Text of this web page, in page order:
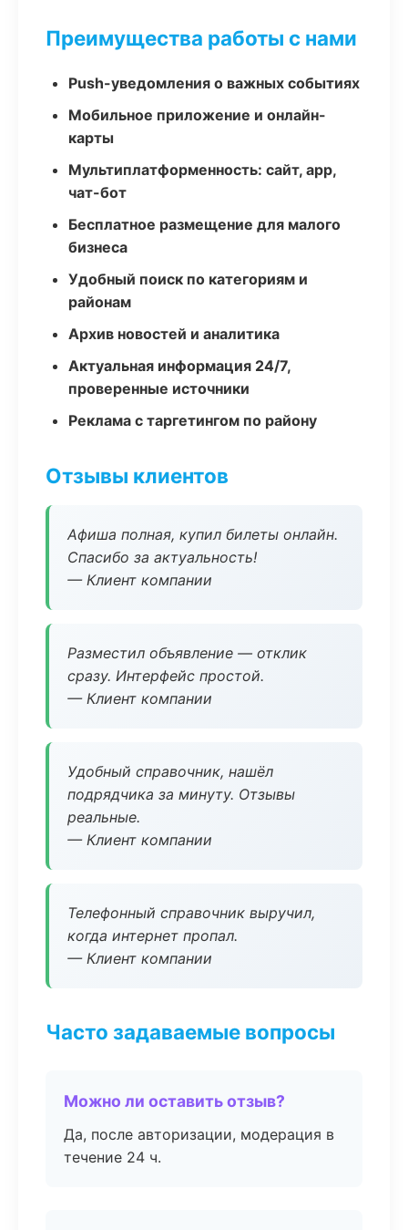
Преимущества работы с нами
Push-уведомления о важных событиях
Мобильное приложение и онлайн-
карты
Мультиплатформенность: сайт, app,
чат-бот
Бесплатное размещение для малого
бизнеса
Удобный поиск по категориям и
районам
Архив новостей и аналитика
Актуальная информация 24/7,
проверенные источники
Реклама с таргетингом по району
Отзывы клиентов
Афиша полная, купил билеты онлайн.
Спасибо за актуальность!
— Клиент компании
Разместил объявление — отклик
сразу. Интерфейс простой.
— Клиент компании
Удобный справочник, нашёл
подрядчика за минуту. Отзывы
реальные.
— Клиент компании
Телефонный справочник выручил,
когда интернет пропал.
— Клиент компании
Часто задаваемые вопросы
Можно ли оставить отзыв?
Да, после авторизации, модерация в
течение 24 ч.